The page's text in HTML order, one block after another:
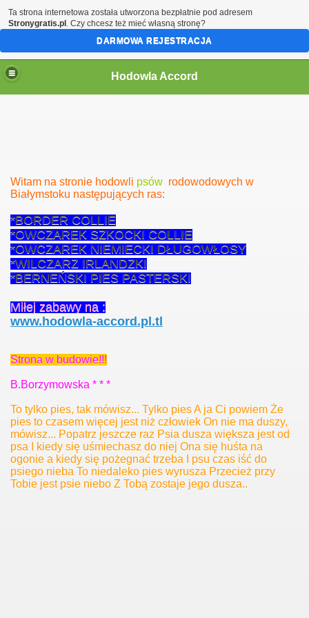
Hodowla Accord
Witam na stronie hodowli psów rodowodowych w
Białymstoku następujących ras:
*BORDER COLLIE
*OWCZAREK SZKOCKI COLLIE
*OWCZAREK NIEMIECKI DŁUGOWŁOSY
*WILCZARZ IRLANDZKI
*BERNEŃSKI PIES PASTERSKI
Miłej zabawy na :
www.hodowla-accord.pl.tl
Strona w budowie!!!
B.Borzymowska * * *
To tylko pies, tak mówisz... Tylko pies A ja Ci powiem Że
pies to czasem więcej jest niż człowiek On nie ma duszy,
mówisz... Popatrz jeszcze raz Psia dusza większa jest od
psa I kiedy się uśmiechasz do niej Ona się huśta na
ogonie a kiedy się pożegnać trzeba I psu czas iść do
psiego nieba To niedaleko pies wyrusza Przecież przy
Tobie jest psie niebo Z Tobą zostaje jego dusza..
Ta strona internetowa została utworzona bezpłatnie pod adresem
Stronygratis.pl . Czy chcesz też mieć własną stronę?
DARMOWA REJESTRACJA